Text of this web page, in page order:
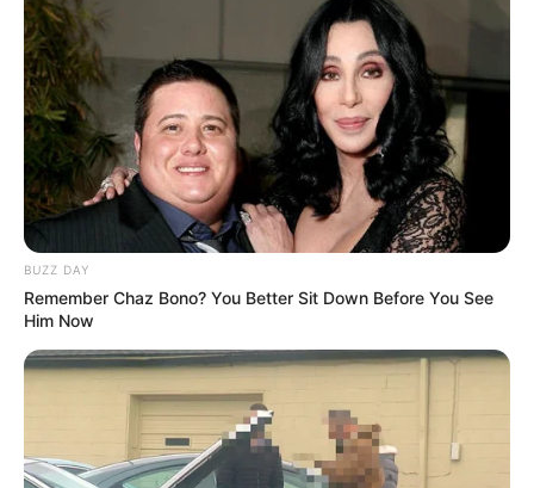
BUZZ DAY
Remember Chaz Bono? You Better Sit Down Before You See
Him Now